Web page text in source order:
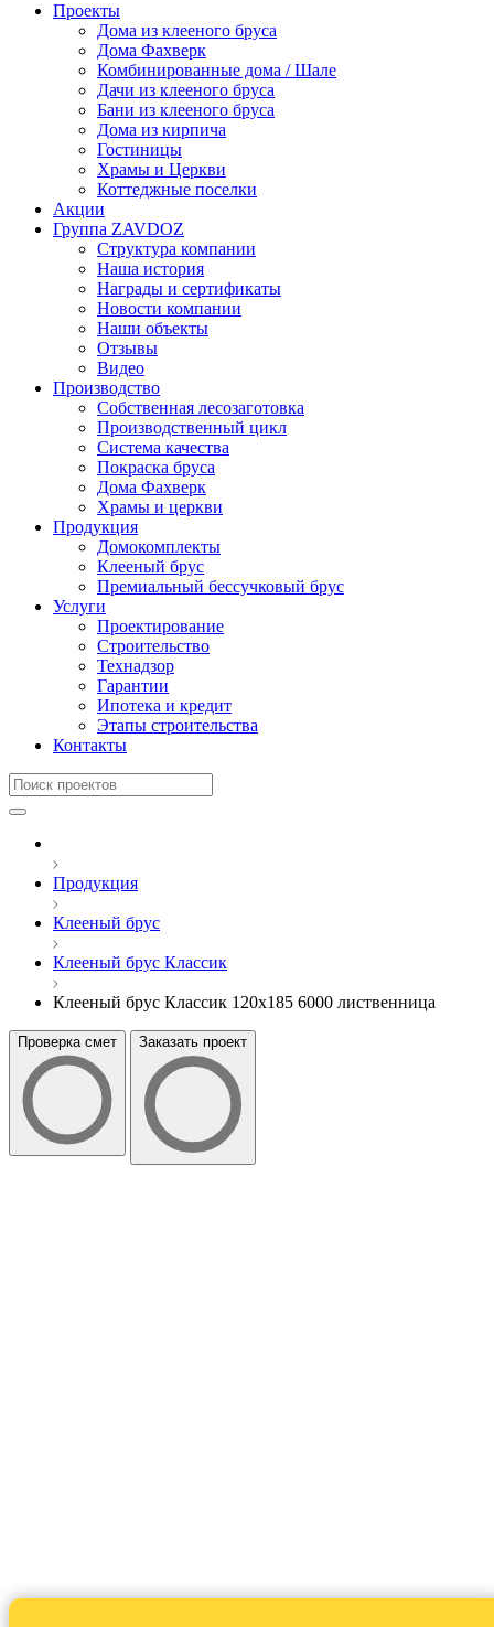
Проекты
Дома из клееного бруса
Дома Фахверк
Комбинированные дома / Шале
Дачи из клееного бруса
Бани из клееного бруса
Дома из кирпича
Гостиницы
Храмы и Церкви
Коттеджные поселки
Акции
Группа ZAVDOZ
Структура компании
Наша история
Награды и сертификаты
Новости компании
Наши объекты
Отзывы
Видео
Производство
Собственная лесозаготовка
Производственный цикл
Система качества
Покраска бруса
Дома Фахверк
Храмы и церкви
Продукция
Домокомплекты
Клееный брус
Премиальный бессучковый брус
Услуги
Проектирование
Строительство
Технадзор
Гарантии
Ипотека и кредит
Этапы строительства
Контакты
Продукция
Клееный брус
Клееный брус Классик
Клееный брус Классик 120x185 6000 лиственница
Проверка смет Заказать проект